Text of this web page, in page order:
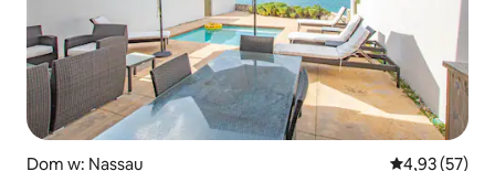
Dom w: Nassau Średnia
4,93 (57)